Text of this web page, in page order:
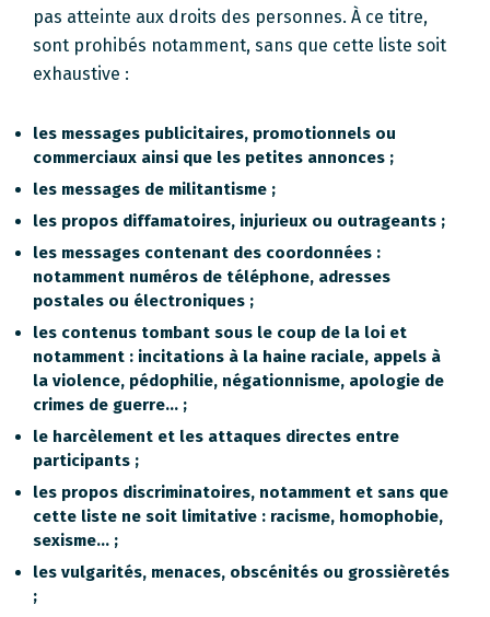
pas atteinte aux droits des personnes. À ce titre,
sont prohibés notamment, sans que cette liste soit
exhaustive :
les messages publicitaires, promotionnels ou
commerciaux ainsi que les petites annonces ;
les messages de militantisme ;
les propos diffamatoires, injurieux ou outrageants ;
les messages contenant des coordonnées :
notamment numéros de téléphone, adresses
postales ou électroniques ;
les contenus tombant sous le coup de la loi et
notamment : incitations à la haine raciale, appels à
la violence, pédophilie, négationnisme, apologie de
crimes de guerre… ;
le harcèlement et les attaques directes entre
participants ;
les propos discriminatoires, notamment et sans que
cette liste ne soit limitative : racisme, homophobie,
sexisme… ;
les vulgarités, menaces, obscénités ou grossièretés
;